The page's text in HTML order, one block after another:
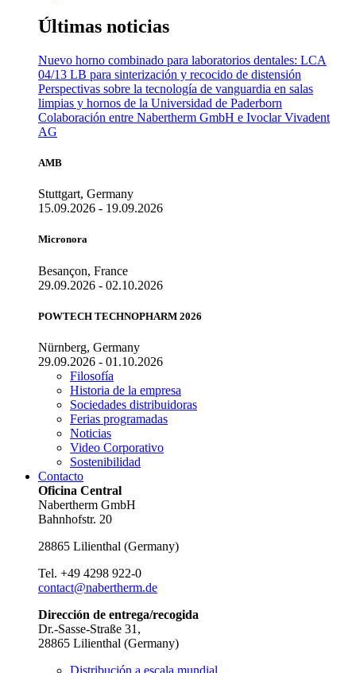
Últimas noticias
Nuevo horno combinado para laboratorios dentales: LCA
04/13 LB para sinterización y recocido de distensión
Perspectivas sobre la tecnología de vanguardia en salas
limpias y hornos de la Universidad de Paderborn
Colaboración entre Nabertherm GmbH e Ivoclar Vivadent
AG
AMB
Stuttgart, Germany
15.09.2026 - 19.09.2026
Micronora
Besançon, France
29.09.2026 - 02.10.2026
POWTECH TECHNOPHARM 2026
Nürnberg, Germany
29.09.2026 - 01.10.2026
Filosofía
Historia de la empresa
Sociedades distribuidoras
Ferias programadas
Noticias
Video Corporativo
Sostenibilidad
Contacto
Oficina Central
Nabertherm GmbH
Bahnhofstr. 20
28865 Lilienthal (Germany)
Tel. +49 4298 922-0
contact@nabertherm.de
Dirección de entrega/recogida
Dr.-Sasse-Straße 31,
28865 Lilienthal (Germany)
Distribución a escala mundial